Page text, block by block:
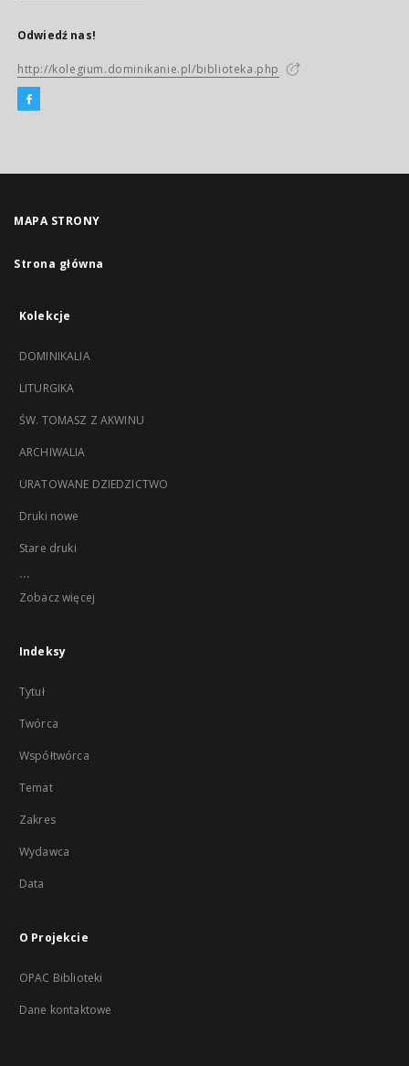
Odwiedź nas!
http://kolegium.dominikanie.pl/biblioteka.php
MAPA STRONY
Strona główna
Kolekcje
DOMINIKALIA
LITURGIKA
ŚW. TOMASZ Z AKWINU
ARCHIWALIA
URATOWANE DZIEDZICTWO
Druki nowe
Stare druki
...
Zobacz więcej
Indeksy
Tytuł
Twórca
Współtwórca
Temat
Zakres
Wydawca
Data
O Projekcie
OPAC Biblioteki
Dane kontaktowe